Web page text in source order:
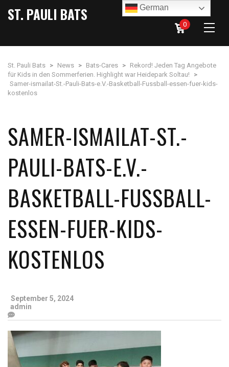
ST. PAULI BATS
0
St. Pauli Bats > News > Bats-Cares > Rekord! Jeden Tag Angebote
für Kids in den Sommerferien. Highlight war Heidepark Soltau!
>
Samer-ismailat-St.-Pauli-Bats-e.V.-Basketball-Fussball-essen-fuer-kids-
kostenlos
SAMER-ISMAILAT-ST.-
PAULI-BATS-E.V.-
BASKETBALL-FUSSBALL-
ESSEN-FUER-KIDS-
KOSTENLOS
September 5, 2024
admin
German